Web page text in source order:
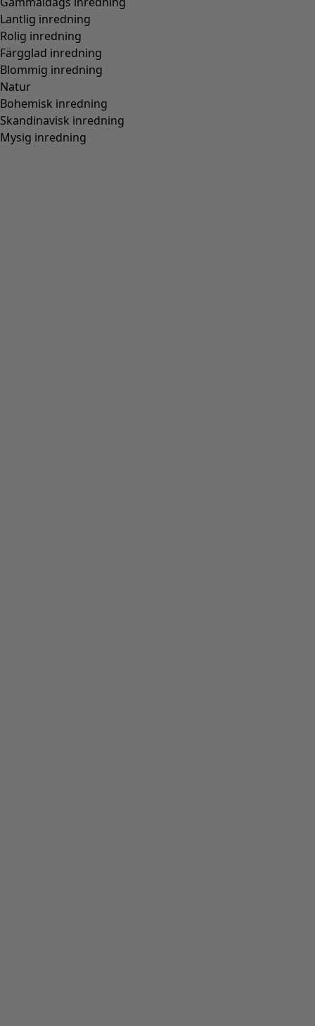
Lantlig inredning
Rolig inredning
Färgglad inredning
Blommig inredning
Natur
Bohemisk inredning
Skandinavisk inredning
Mysig inredning